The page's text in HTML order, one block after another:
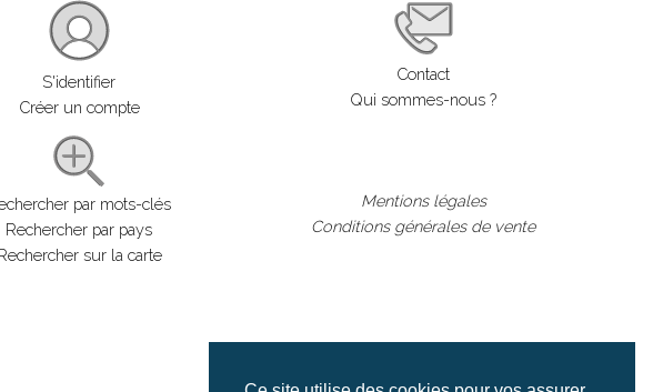
S'identifier
Créer un compte
par mots-clés
Rechercher par pays
sur la carte
Contact
Qui sommes-nous ?
Mentions légales
Conditions générales de vente